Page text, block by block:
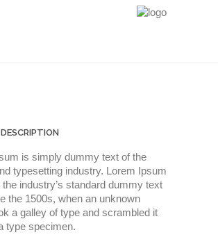
is simply dummy text of the
typesetting industry. Lorem Ipsum
the industry’s standard dummy text
the 1500s, when an unknown
a galley of type and scrambled it
type specimen.